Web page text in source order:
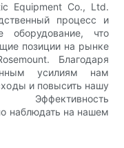
Equipment Co., Ltd.
процесс и
оборудование, что
позиции на рынке
Благодаря
усилиям нам
и повысить нашу
Эффективность
наблюдать на нашем